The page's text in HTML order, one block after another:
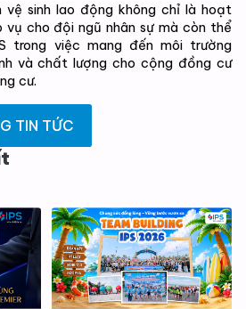
sinh lao động không chỉ là hoạt
vụ cho đội ngũ nhân sự mà còn thể
trong việc mang đến môi trường
và chất lượng cho cộng đồng cư
cư.
TIN TỨC